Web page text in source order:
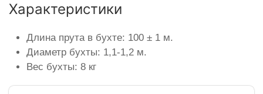
Характеристики
Длина прута в бухте: 100 ± 1 м.
Диаметр бухты: 1,1-1,2 м.
Вес бухты: 8 кг